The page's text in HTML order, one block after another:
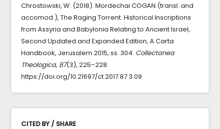
Chrostowski, W. (2018). Mordechai COGAN (transl. and
accomod.), The Raging Torrent. Historical Inscriptions
from Assyria and Babylonia Relating to Ancient Israel,
Second Updated and Expanded Edition, A Carta
Handbook, Jerusalem 2015, ss. 304. Collectanea
Theologica, 87(3), 225–228.
https://doi.org/10.21697/ct.2017.87.3.09
CITED BY / SHARE